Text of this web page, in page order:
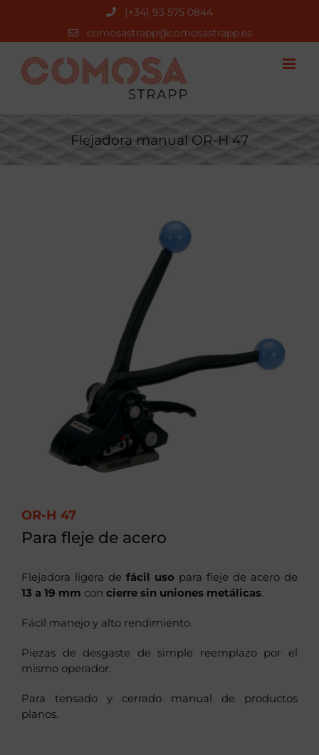
(+34) 93 575 0844
comosastrapp@comosastrapp.es
Flejadora manual OR-H 47
OR-H 47
Para fleje de acero
Flejadora ligera de fácil uso para fleje de acero de
13 a 19 mm con cierre sin uniones metálicas.
Fácil manejo y alto rendimiento.
Piezas de desgaste de simple reemplazo por el
mismo operador.
Para tensado y cerrado manual de productos
planos.